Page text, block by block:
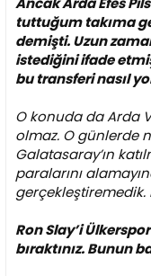
tuttuğum takıma
demişti. Uzun
istediğini ifade
bu transferi nasıl
O konuda da Arda
olmaz. O günlerde
Galatasaray’ın
paralarını
gerçekleştiremedik.
Ron Slay’i
bıraktınız. Bunun